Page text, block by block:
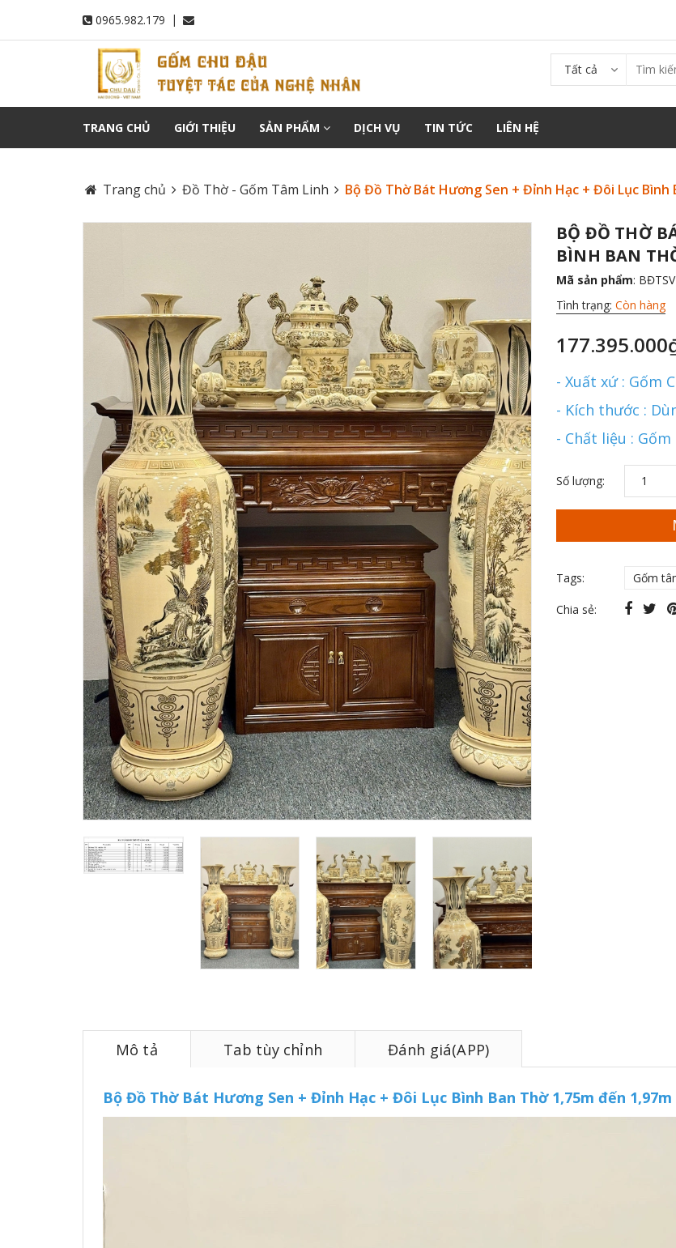
0965.982.179 |
Tất cả
TRANG CHỦ GIỚI THIỆU SẢN PHẨM DỊCH VỤ TIN TỨC LIÊN HỆ
Trang chủ Đồ Thờ - Gốm Tâm Linh Bộ Đồ Thờ Bát Hương Sen + Đỉnh Hạc + Đôi Lục Bình
BỘ ĐỒ THỜ
BÌNH BAN
Mã sản phẩm:
Tình trạng: Còn hàng
- Xuất xứ : Gốm
- Kích thước :
- Chất liệu :
Số lượng:
Tags: Gốm
Chia sẻ:
Mô tả Tab tùy chỉnh Đánh giá(APP)
Bộ Đồ Thờ Bát Hương Sen + Đỉnh Hạc + Đôi Lục Bình Ban Thờ 1,75m đến 1,97m